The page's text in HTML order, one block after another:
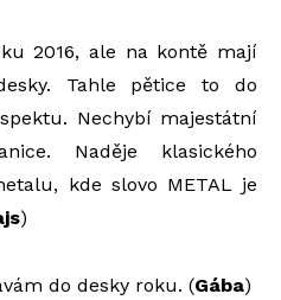
2016, ale na kontě mají
Tahle pětice to do
Nechybí majestátní
Naděje klasického
kde slovo METAL je
)
do desky roku. (Gába)